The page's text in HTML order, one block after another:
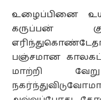
உழைப்பினை
கருப்பன்
பஞ்சமான
மாற்றி